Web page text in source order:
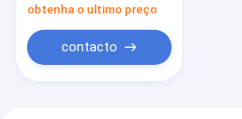
obtenha o ultimo preço
contacto